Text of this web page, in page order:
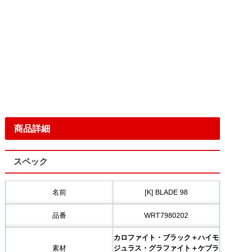
商品詳細
スペック
名前 [K] BLADE 98
品番 WRT7980202
素材
カロファイト・ブラック＋ハイモ
ジュラス・グラファイト＋ケブラ